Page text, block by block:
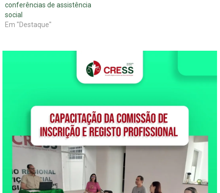
conferências de assistência
social
Em "Destaque"